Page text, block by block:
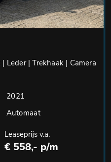
Leder | Trekhaak | Camera
2021
Automaat
Leaseprijs v.a.
€ 558,- p/m